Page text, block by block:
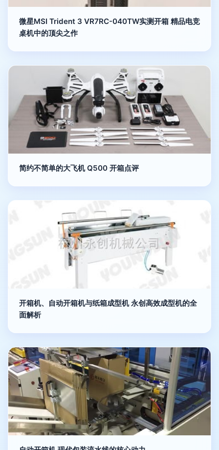
微星MSI Trident 3 VR7RC-040TW实测开箱 精品电竞
桌机中的顶尖之作
简约不简单的大飞机 Q500 开箱点评
开箱机、自动开箱机与纸箱成型机 永创高效成型机的全
面解析